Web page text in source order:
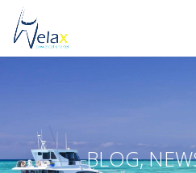
Aller
au
BLOG,